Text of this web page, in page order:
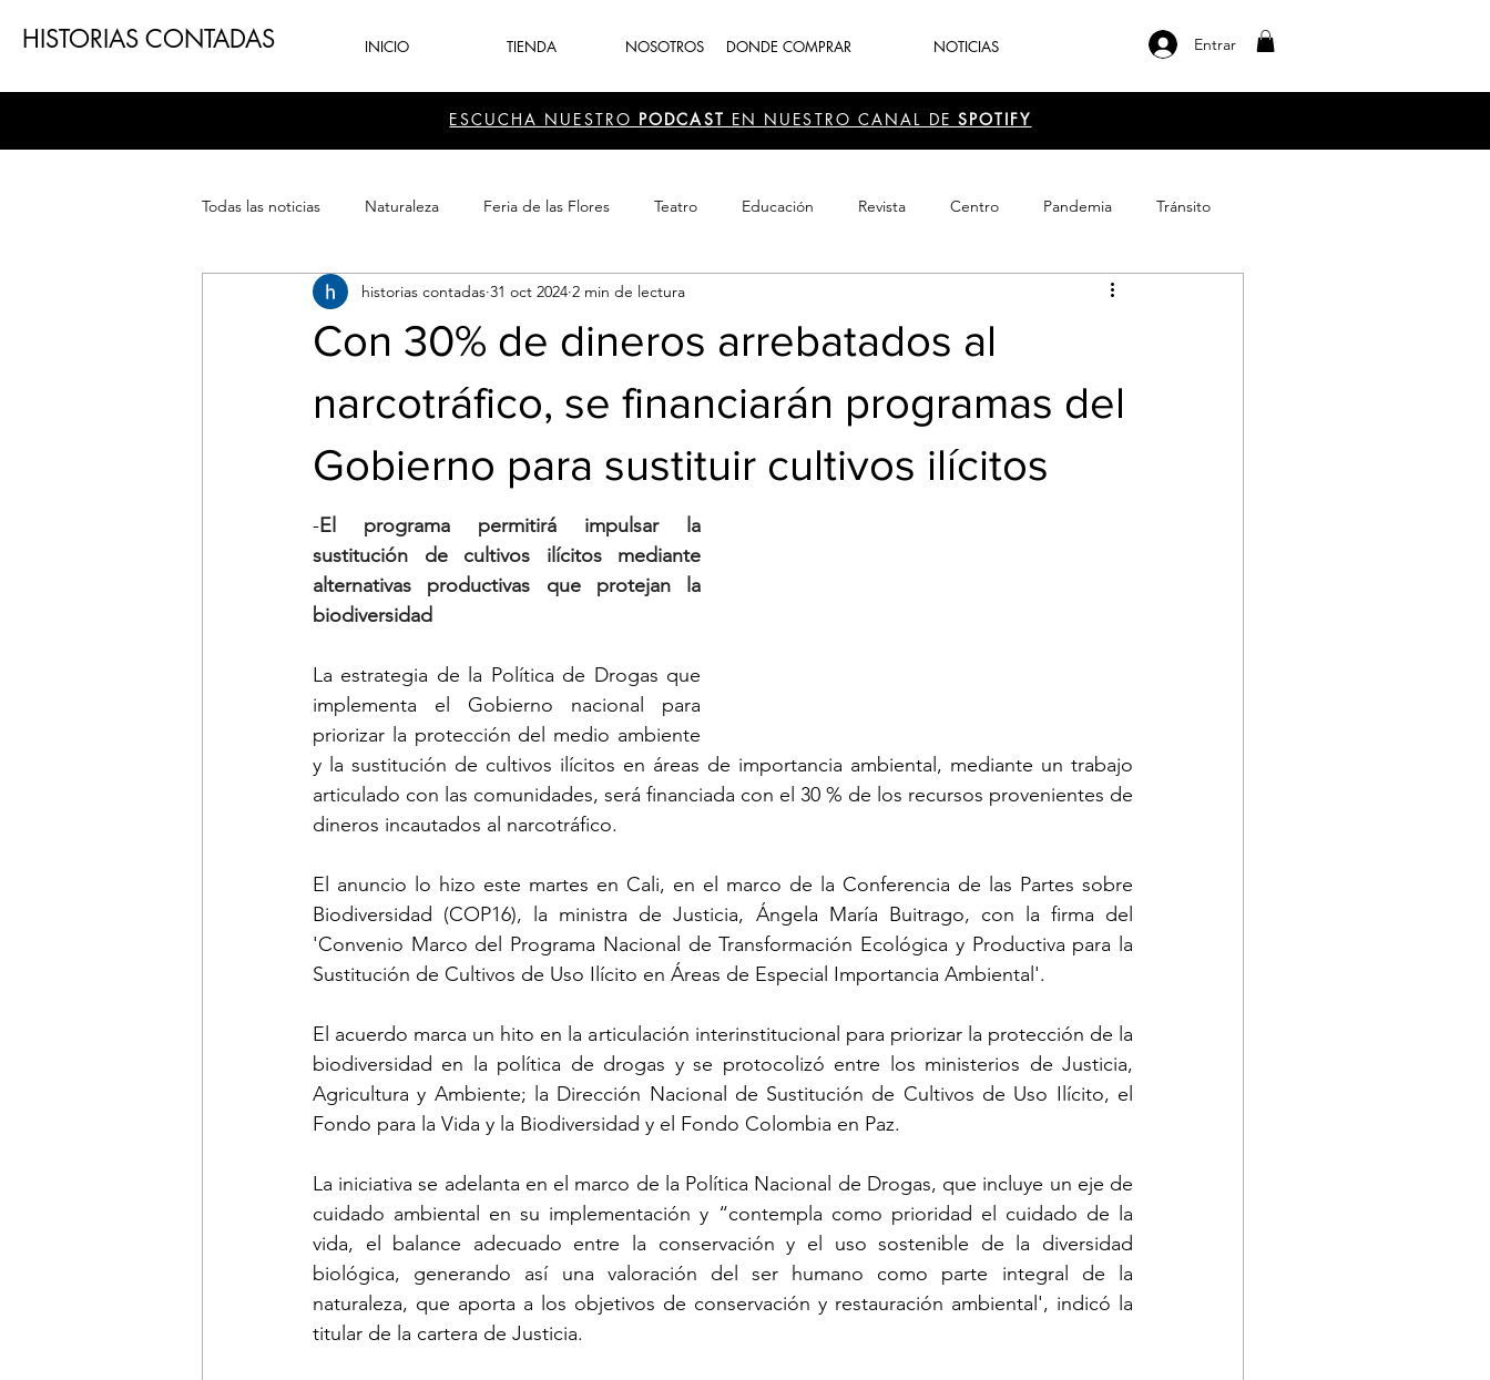
HISTORIAS CONTADAS INICIO TIENDA NOSOTROS DONDE COMPRAR NOTICIAS Entrar
ESCUCHA NUESTRO PODCAST EN NUESTRO CANAL DE SPOTIFY
Todas las noticias Naturaleza Feria de las Flores Teatro Educación Revista Centro Pandemia Tránsito
Patrimonio Sector Cultura Recreación Emprendimiento
Con 30% de dineros arrebatados al
narcotráfico, se financiarán programas del
Gobierno para sustituir cultivos ilícitos
historias contadas 31 oct 2024 2 min de lectura
-El programa permitirá impulsar la
sustitución de cultivos ilícitos mediante
alternativas productivas que protejan la
biodiversidad
La estrategia de la Política de Drogas que
implementa el Gobierno nacional para
priorizar la protección del medio ambiente
y la sustitución de cultivos ilícitos en áreas de importancia ambiental, mediante un trabajo
articulado con las comunidades, será financiada con el 30 % de los recursos provenientes de
dineros incautados al narcotráfico.
El anuncio lo hizo este martes en Cali, en el marco de la Conferencia de las Partes sobre
Biodiversidad (COP16), la ministra de Justicia, Ángela María Buitrago, con la firma del
'Convenio Marco del Programa Nacional de Transformación Ecológica y Productiva para la
Sustitución de Cultivos de Uso Ilícito en Áreas de Especial Importancia Ambiental'.
El acuerdo marca un hito en la articulación interinstitucional para priorizar la protección de la
biodiversidad en la política de drogas y se protocolizó entre los ministerios de Justicia,
Agricultura y Ambiente; la Dirección Nacional de Sustitución de Cultivos de Uso Ilícito, el
Fondo para la Vida y la Biodiversidad y el Fondo Colombia en Paz.
La iniciativa se adelanta en el marco de la Política Nacional de Drogas, que incluye un eje de
cuidado ambiental en su implementación y “contempla como prioridad el cuidado de la
vida, el balance adecuado entre la conservación y el uso sostenible de la diversidad
biológica, generando así una valoración del ser humano como parte integral de la
naturaleza, que aporta a los objetivos de conservación y restauración ambiental', indicó la
titular de la cartera de Justicia.